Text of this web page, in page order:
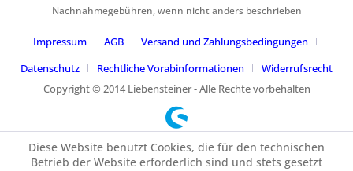
Nachnahmegebühren, wenn nicht anders beschrieben
Impressum AGB
Versand und Zahlungsbedingungen
Datenschutz
Rechtliche Vorabinformationen
Widerrufsrecht
Copyright © 2014 Liebensteiner - Alle Rechte vorbehalten
Diese Website benutzt Cookies, die für den technischen
Betrieb der Website erforderlich sind und stets gesetzt